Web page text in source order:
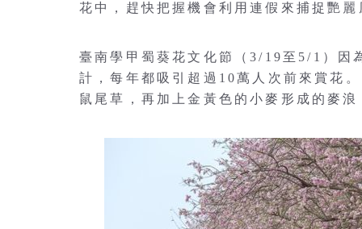
花中，趕快把握機會利用連假來捕捉艷麗
臺南學甲蜀葵花文化節（3/19至5/1）因
計，每年都吸引超過10萬人次前來賞花
鼠尾草，再加上金黃色的小麥形成的麥